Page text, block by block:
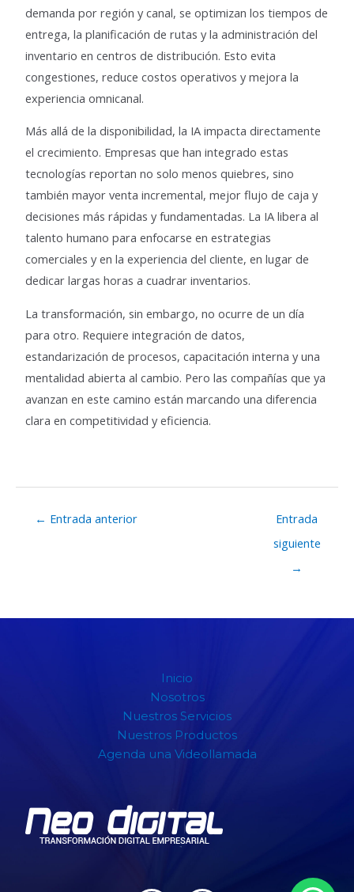
demanda por región y canal, se optimizan los tiempos de
entrega, la planificación de rutas y la administración del
inventario en centros de distribución. Esto evita
congestiones, reduce costos operativos y mejora la
experiencia omnicanal.
Más allá de la disponibilidad, la IA impacta directamente
el crecimiento. Empresas que han integrado estas
tecnologías reportan no solo menos quiebres, sino
también mayor venta incremental, mejor flujo de caja y
decisiones más rápidas y fundamentadas. La IA libera al
talento humano para enfocarse en estrategias
comerciales y en la experiencia del cliente, en lugar de
dedicar largas horas a cuadrar inventarios.
La transformación, sin embargo, no ocurre de un día
para otro. Requiere integración de datos,
estandarización de procesos, capacitación interna y una
mentalidad abierta al cambio. Pero las compañías que ya
avanzan en este camino están marcando una diferencia
clara en competitividad y eficiencia.
← Entrada anterior
Entrada
siguiente
→
Inicio
Nosotros
Nuestros Servicios
Nuestros Productos
Agenda una Videollamada